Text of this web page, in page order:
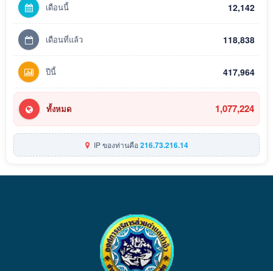
เดือนนี้ 12,142
เดือนที่แล้ว 118,838
ปีนี้ 417,964
ทั้งหมด 1,077,224
IP ของท่านคือ216.73.216.14